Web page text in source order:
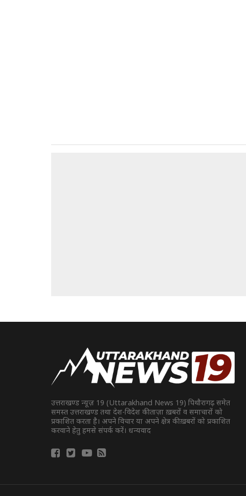
उत्तराखण्ड न्यूज़ 19 (Uttarakhand News 19) पिथौरागढ़ समेत
समस्त उत्तराखण्ड तथा देश-विदेश की ताज़ा ख़बरों व समाचारों को
प्रकाशित करता है। अपने विचार या अपने क्षेत्र की ख़बरों को प्रकाशित
करवाने हेतु हमसे संपर्क करें। धन्यवाद